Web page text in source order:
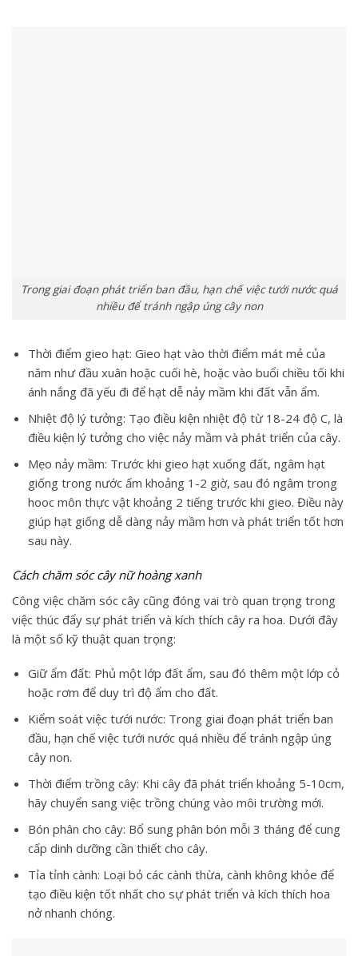
Trong giai đoạn phát triển ban đầu, hạn chế việc tưới nước quá
nhiều để tránh ngập úng cây non
Thời điểm gieo hạt: Gieo hạt vào thời điểm mát mẻ của
năm như đầu xuân hoặc cuối hè, hoặc vào buổi chiều tối khi
ánh nắng đã yếu đi để hạt dễ nảy mầm khi đất vẫn ẩm.
Nhiệt độ lý tưởng: Tạo điều kiện nhiệt độ từ 18-24 độ C, là
điều kiện lý tưởng cho việc nảy mầm và phát triển của cây.
Mẹo nảy mầm: Trước khi gieo hạt xuống đất, ngâm hạt
giống trong nước ấm khoảng 1-2 giờ, sau đó ngâm trong
hooc môn thực vật khoảng 2 tiếng trước khi gieo. Điều này
giúp hạt giống dễ dàng nảy mầm hơn và phát triển tốt hơn
sau này.
Cách chăm sóc cây nữ hoàng xanh
Công việc chăm sóc cây cũng đóng vai trò quan trọng trong
việc thúc đẩy sự phát triển và kích thích cây ra hoa. Dưới đây
là một số kỹ thuật quan trọng:
Giữ ẩm đất: Phủ một lớp đất ẩm, sau đó thêm một lớp cỏ
hoặc rơm để duy trì độ ẩm cho đất.
Kiểm soát việc tưới nước: Trong giai đoạn phát triển ban
đầu, hạn chế việc tưới nước quá nhiều để tránh ngập úng
cây non.
Thời điểm trồng cây: Khi cây đã phát triển khoảng 5-10cm,
hãy chuyển sang việc trồng chúng vào môi trường mới.
Bón phân cho cây: Bổ sung phân bón mỗi 3 tháng để cung
cấp dinh dưỡng cần thiết cho cây.
Tỉa tỉnh cành: Loại bỏ các cành thừa, cành không khỏe để
tạo điều kiện tốt nhất cho sự phát triển và kích thích hoa
nở nhanh chóng.